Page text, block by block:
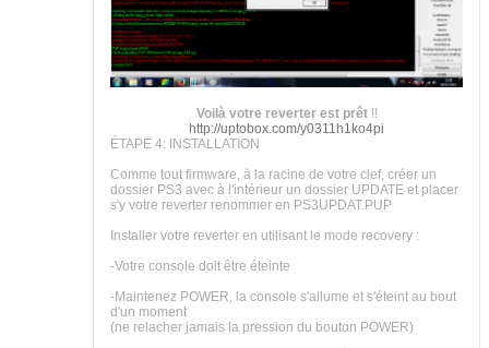
Voilà votre reverter est prêt !!
http://uptobox.com/y0311h1ko4pi
ÉTAPE 4: INSTALLATION
Comme tout firmware, à la racine de votre clef, créer un
dossier PS3 avec à l'intérieur un dossier UPDATE et placer
s'y votre reverter renommer en PS3UPDAT.PUP
Installer votre reverter en utilisant le mode recovery :
-Votre console doit être éteinte
-Maintenez POWER, la console s'allume et s'éteint au bout
d'un moment
(ne relacher jamais la pression du bouton POWER)